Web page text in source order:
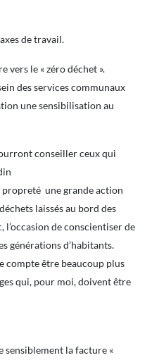
de travail.
vers le « zéro déchet ».
des services communaux
une sensibilisation au
conseiller ceux qui
propreté une grande action
laissés au bord des
l’occasion de conscientiser de
générations d’habitants.
compte être beaucoup plus
qui, pour moi, doivent être
sensiblement la facture «